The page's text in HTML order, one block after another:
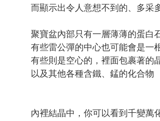
而顯示出令人意想不到的、多采
聚寶盆內部只有一層薄薄的蛋白
有些雷公彈的中心也可能會是一
有些則是空心的，裡面包裹著的
以及其他各種含鐵、錳的化合物
內裡結晶中，你可以看到千變萬